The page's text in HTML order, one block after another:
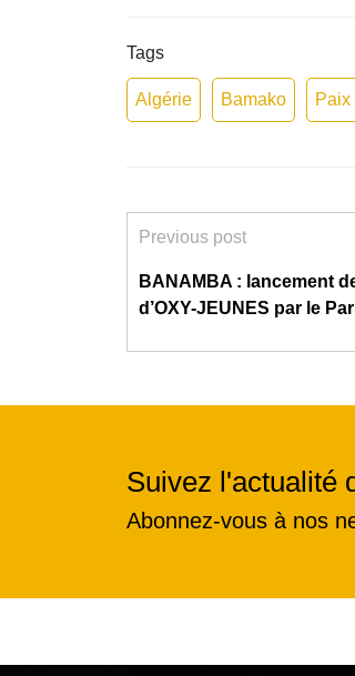
Tags
Algérie Bamako Paix
Previous post
BANAMBA : lancement
d’OXY-JEUNES par le
Suivez l'actualité
Abonnez-vous à nos